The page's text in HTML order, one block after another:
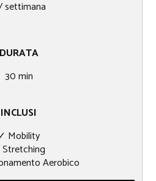
settimana
DURATA
30​ min
INCLUSI
Mobility
Aerobico